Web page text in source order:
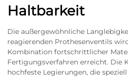
Haltbarkeit
Die außergewöhnliche
reagierenden Prothesenventils
Kombination fortschrittlicher
Fertigungsverfahren erreicht. Die
hochfeste Legierungen, die